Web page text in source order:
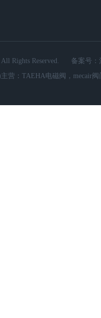
Rights Reserved. 备案号：
营：TAEHA电磁阀，mecair